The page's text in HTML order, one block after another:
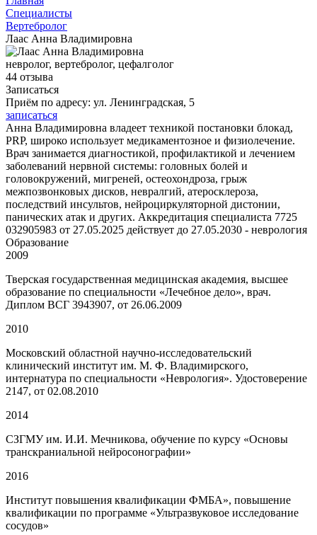
Специалисты
Вертебролог
Лаас Анна Владимировна
невролог, вертебролог, цефалголог
44 отзыва
Записаться
Приём по адресу: ул. Ленинградская, 5
записаться
Анна Владимировна владеет техникой постановки блокад,
PRP, широко использует медикаментозное и физиолечение.
Врач занимается диагностикой, профилактикой и лечением
заболеваний нервной системы: головных болей и
головокружений, мигреней, остеохондроза, грыж
межпозвонковых дисков, невралгий, атеросклероза,
последствий инсультов, нейроциркуляторной дистонии,
панических атак и других. Аккредитация специалиста 7725
032905983 от 27.05.2025 действует до 27.05.2030 - неврология
Образование
2009
Тверская государственная медицинская академия, высшее
образование по специальности «Лечебное дело», врач.
Диплом ВСГ 3943907, от 26.06.2009
2010
Московский областной научно-исследовательский
клинический институт им. М. Ф. Владимирского,
интернатура по специальности «Неврология». Удостоверение
2147, от 02.08.2010
2014
СЗГМУ им. И.И. Мечникова, обучение по курсу «Основы
транскраниальной нейросонографии»
2016
Институт повышения квалификации ФМБА», повышение
квалификации по программе «Ультразвуковое исследование
сосудов»